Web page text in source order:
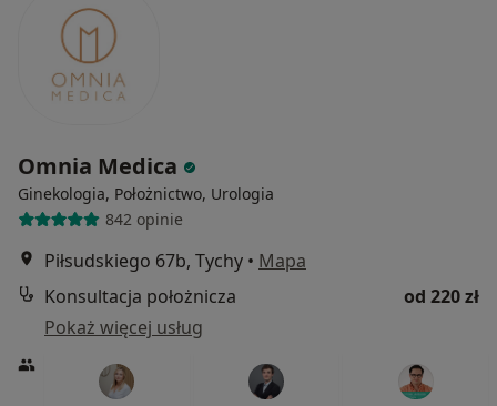
Omnia Medica
Ginekologia, Położnictwo, Urologia
842 opinie
Piłsudskiego 67b, Tychy • Mapa
Konsultacja położnicza
od 220 zł
Pokaż więcej usług